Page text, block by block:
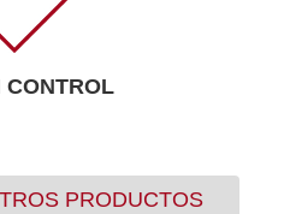
CONTROL
PRODUCTOS